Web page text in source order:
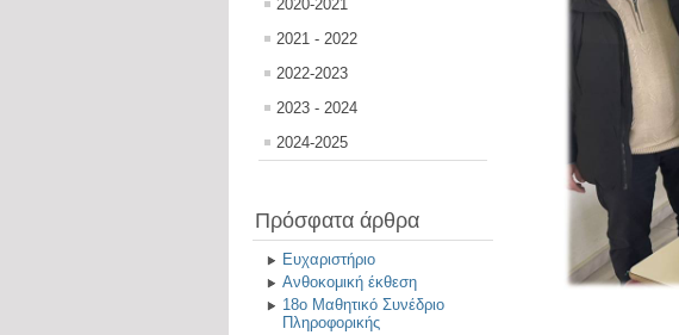
2020-2021
2021 - 2022
2022-2023
2023 - 2024
2024-2025
Πρόσφατα άρθρα
Ευχαριστήριο
Ανθοκομική έκθεση
18ο Μαθητικό Συνέδριο
Πληροφορικής